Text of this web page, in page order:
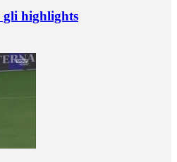
gli highlights